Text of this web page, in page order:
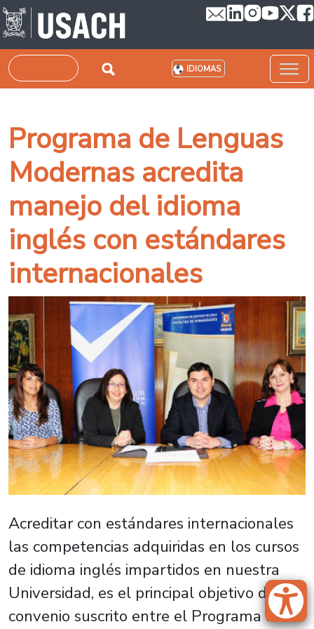
Pasar al contenido principal
Buscar IDIOMAS
Programa de Lenguas
Modernas acredita
manejo del idioma
inglés con estándares
internacionales
Acreditar con estándares internacionales
las competencias adquiridas en los cursos
de idioma inglés impartidos en nuestra
Universidad, es el principal objetivo del
convenio suscrito entre el Programa de